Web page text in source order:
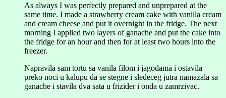
As always I was perfectly prepared and unprepared at the
same time. I made a strawberry cream cake with vanilla cream
and cream cheese and put it overnight in the fridge. The next
morning I applied two layers of ganache and put the cake into
the fridge for an hour and then for at least two hours into the
freezer.
Napravila sam tortu sa vanila filom i jagodama i ostavila
preko noci u kalupu da se stegne i sledeceg jutra namazala sa
ganache i stavila dva sata u frizider i onda u zamrzivac.